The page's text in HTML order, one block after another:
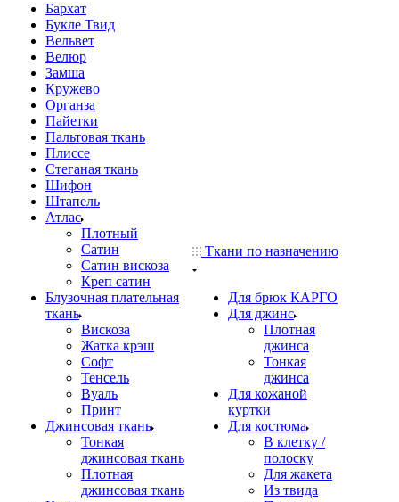
Бархат
Букле Твид
Вельвет
Велюр
Замша
Кружево
Органза
Пайетки
Пальтовая ткань
Плиссе
Стеганая ткань
Шифон
Штапель
Атлас
Плотный
Сатин
Сатин вискоза
Креп сатин
Блузочная плательная
ткань
Вискоза
Жатка крэш
Софт
Тенсель
Вуаль
Принт
Джинсовая ткань
Тонкая
джинсовая ткань
Плотная
джинсовая ткань
Ткани по назначению
Для брюк КАРГО
Для джинс
Плотная
джинса
Тонкая
джинса
Для кожаной
куртки
Для костюма
В клетку /
полоску
Для жакета
Из твида